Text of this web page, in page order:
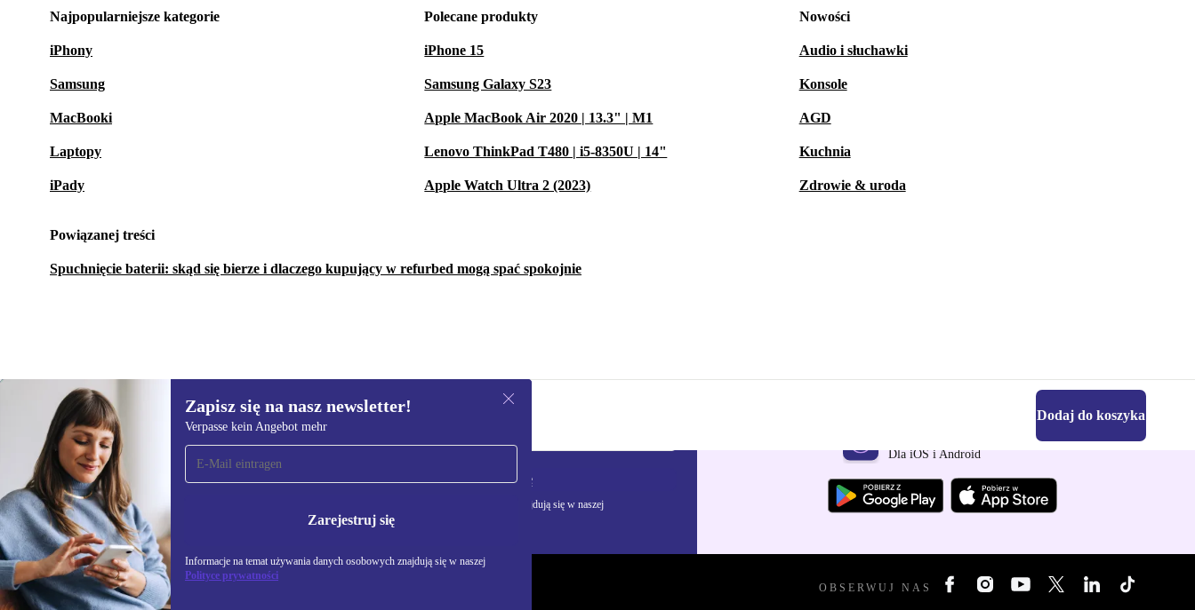
Najpopularniejsze kategorie
iPhony
Samsung
MacBooki
Laptopy
iPady
Polecane produkty
iPhone 15
Samsung Galaxy S23
Apple MacBook Air 2020 | 13.3" | M1
Lenovo ThinkPad T480 | i5-8350U | 14"
Apple Watch Ultra 2 (2023)
Nowości
Audio i słuchawki
Konsole
AGD
Kuchnia
Zdrowie & uroda
Powiązanej treści
Spuchnięcie baterii: skąd się bierze i dlaczego kupujący w refurbed mogą spać spokojnie
1 285,75 zł (-70%) Dodaj do koszyka
Zapisz się na nasz newsletter!
Verpasse kein Angebot mehr
Zarejestruj się
Informacje na temat używania danych osobowych znajdują się w naszej
Polityce prywatności
Zapisz się na nasz
newsletter!
Nie przegap żadnej oferty.
Zarejestruj się
Informacje na temat używania danych osobowych znajdują się w naszej
Polityce prywatności
Pobierz aplikację refurbed
Dla iOS i Android
REFURBED POLSKA - RETHINK NEW. OBSERWUJ NAS